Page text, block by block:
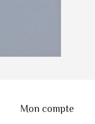
Mon compte